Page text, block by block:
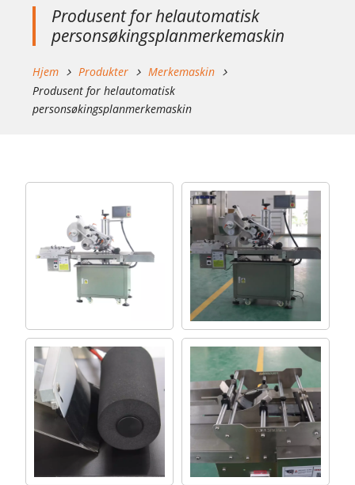
Produsent for helautomatisk
personsøkingsplanmerkemaskin
Hjem Produkter
Merkemaskin
Produsent for helautomatisk
personsøkingsplanmerkemaskin